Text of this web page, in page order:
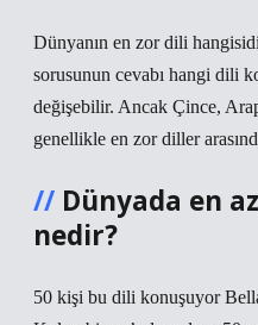
Dünyanın en zor dili
sorusunun cevabı hangi dili
değişebilir. Ancak Çince,
genellikle en zor diller
Dünyada en
nedir?
50 kişi bu dili konuşuyor